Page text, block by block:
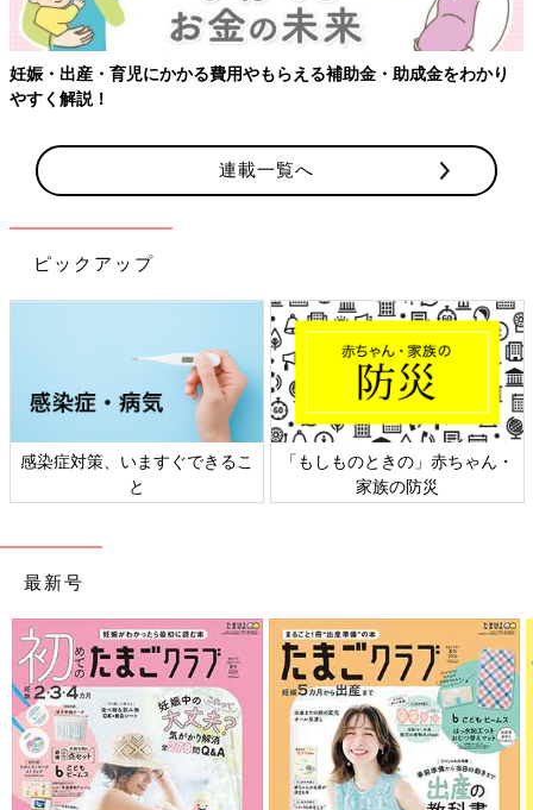
妊娠・出産・育児にかかる費用やもらえる補助金・助成金をわかり
やすく解説！
連載一覧へ
ピックアップ
感染症対策、いますぐできるこ
と
「もしものときの」赤ちゃん・
家族の防災
最新号